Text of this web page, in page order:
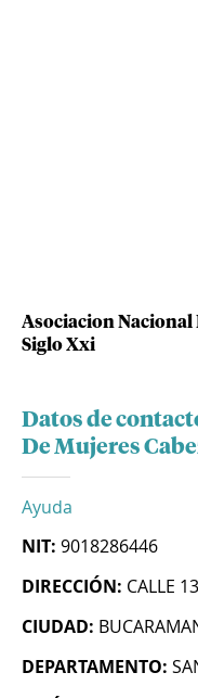
Asociacion Nacional
Siglo Xxi
Datos de
De Mujeres
Ayuda
NIT: 9018286446
DIRECCIÓN: CALLE
CIUDAD:
DEPARTAMENTO: